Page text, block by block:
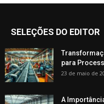
SELEÇÕES DO EDITOR
para
23 de maio de
A